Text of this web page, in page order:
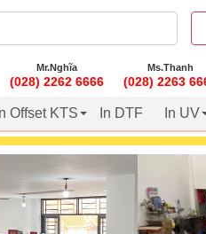
Mr.Nghĩa
(028) 2262 6666
Ms.Thanh
(028) 2263
In Offset KTS In DTF In UV